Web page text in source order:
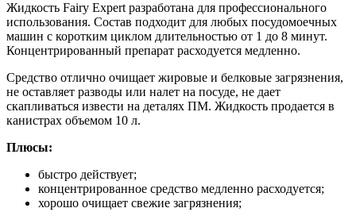
Жидкость Fairy Expert разработана для профессионального
использования. Состав подходит для любых посудомоечных
машин с коротким циклом длительностью от 1 до 8 минут.
Концентрированный препарат расходуется медленно.
Средство отлично очищает жировые и белковые загрязнения,
не оставляет разводы или налет на посуде, не дает
скапливаться извести на деталях ПМ. Жидкость продается в
канистрах объемом 10 л.
Плюсы:
быстро действует;
концентрированное средство медленно расходуется;
хорошо очищает свежие загрязнения;